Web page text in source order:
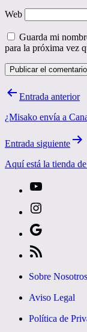
Web
Guarda mi
para la próxima vez
Navegación
entradas
Entrada anterior
¿Misako envía a
Entrada siguiente
Aquí está la tienda
instagram»]
fa-
youtube»]
Google
News
icon
icon=»fa
fa-
Sobre Nosotros
Aviso Legal
Política de